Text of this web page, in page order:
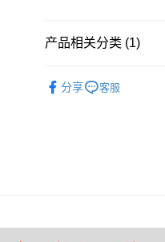
算出。使用AFTEE下訂可
定能夠在期限內收到商品
二、付款限制
予 AFTEE 於本服務必要
产品相关分类 (1)
分享
客服